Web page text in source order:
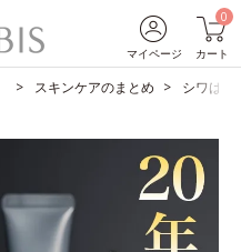
マイページ
0
カート
スキンケアのまとめ シワは